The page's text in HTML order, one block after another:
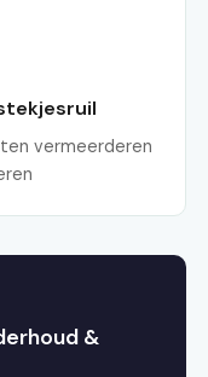
vermeerderen
&